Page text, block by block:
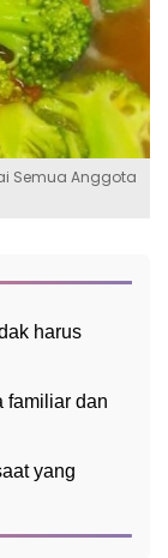
Semua Anggota
harus
familiar dan
yang